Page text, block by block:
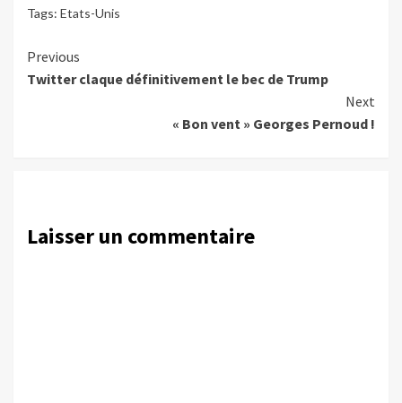
Tags: Etats-Unis
Continue
Reading
Previous
Twitter claque définitivement le bec de Trump
Next
« Bon vent » Georges Pernoud !
Laisser un commentaire